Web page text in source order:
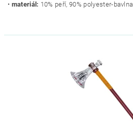
• materiál: 10% peří, 90% polyester-bavlna